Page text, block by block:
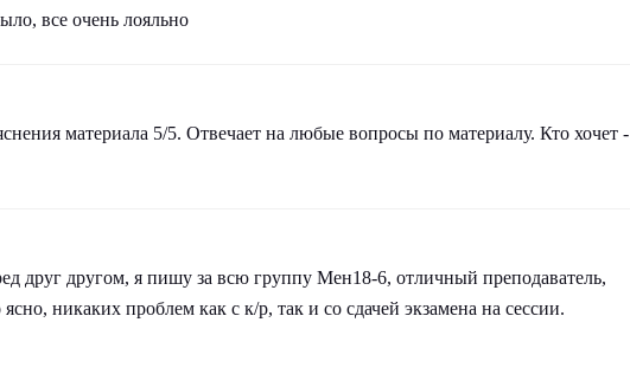
все очень лояльно
материала 5/5. Отвечает на любые вопросы по материалу. Кто хочет -
друг другом, я пишу за всю группу Мен18-6, отличный преподаватель,
ясно, никаких проблем как с к/р, так и со сдачей экзамена на сессии.